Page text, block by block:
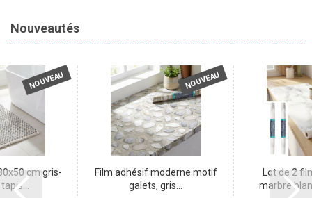
Nouveautés
NOUVEAU
cm gris-
NOUVEAU
Film adhésif moderne motif
galets, gris...
Lot de 2
marbre